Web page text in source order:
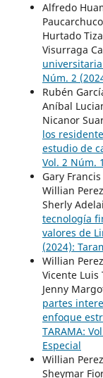
Alfredo
Hurtado
Visurraga
Núm. 2
Rubén
Aníbal
Nicanor
los
estudio de
Vol. 2 Núm.
Gary
Willian
Sherly
tecnología
valores de
(2024):
Willian
Vicente Luis
Jenny
partes
enfoque
TARAMA:
Especial
Willian
Sheymar